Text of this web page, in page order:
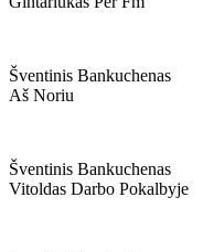
Šventinis Bankuchenas
Aš Noriu
Šventinis Bankuchenas
Vitoldas Darbo Pokalbyje